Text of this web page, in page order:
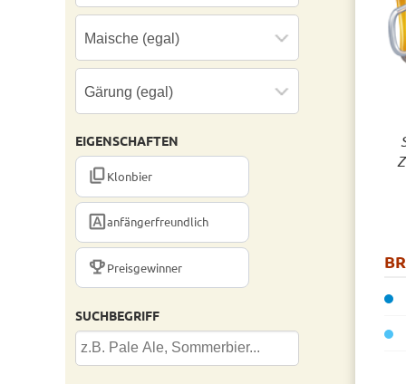
EIGENSCHAFTEN
CONTENT_COPYKlonbier
FONT_DOWNLOADanfängerfreundlich
TROPHYPreisgewinner
SUCHBEGRIFF